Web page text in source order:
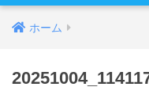
ホーム